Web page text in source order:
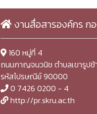
งานสื่อสารองค์กร ก
160 หมู่ที่ 4
ถนนกาญจนวนิช ตำบลเขารูป
รหัสไปรษณีย์ 90000
0 7426 0200 - 4
http://pr.skru.ac.th